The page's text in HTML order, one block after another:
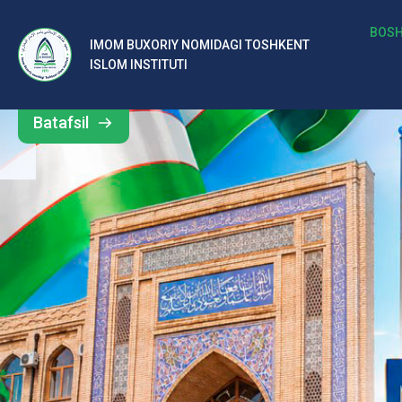
IMOM BUXORIY NOMIDAGI TOSHKENT
ISLOM INSTITUTI
b
al
ar
o‘
rt
a
si
d
Barcha
yangiliklar
Batafsil